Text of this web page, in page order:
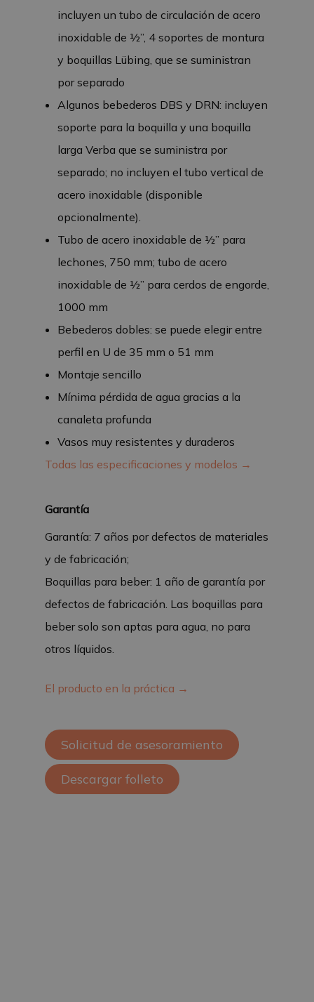
incluyen un tubo de circulación de acero
inoxidable de ½”, 4 soportes de montura
y boquillas Lübing, que se suministran
por separado
Algunos bebederos DBS y DRN: incluyen
soporte para la boquilla y una boquilla
larga Verba que se suministra por
separado; no incluyen el tubo vertical de
acero inoxidable (disponible
opcionalmente).
Tubo de acero inoxidable de ½” para
lechones, 750 mm; tubo de acero
inoxidable de ½” para cerdos de engorde,
1000 mm
Bebederos dobles: se puede elegir entre
perfil en U de 35 mm o 51 mm
Montaje sencillo
Mínima pérdida de agua gracias a la
canaleta profunda
Vasos muy resistentes y duraderos
Todas las especificaciones y modelos →
Garantía
Garantía: 7 años por defectos de materiales
y de fabricación;
Boquillas para beber: 1 año de garantía por
defectos de fabricación. Las boquillas para
beber solo son aptas para agua, no para
otros líquidos.
El producto en la práctica →
Solicitud de asesoramiento
Descargar folleto